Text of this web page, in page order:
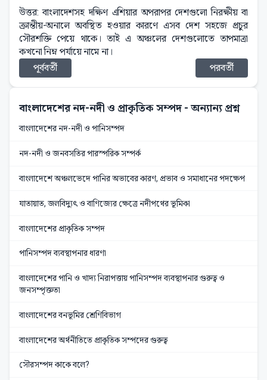
উত্তর: বাংলাদেশসহ দক্ষিণ এশিয়ার অপরাপর দেশগুলো নিরক্ষীয় বা
ক্রান্তীয়-অনালে অবস্থিত হওয়ার কারণে এসব দেশ সহজে প্রচুর
সৌরশক্তি পেয়ে থাকে। তাই এ অঞ্চলের দেশগুলোতে তাপমাত্রা
কখনো নিম্ন পর্যায়ে নামে না।
পূর্ববর্তী
পরবর্তী
বাংলাদেশের নদ-নদী ও প্রাকৃতিক সম্পদ- অন্যান্য প্রশ্ন
বাংলাদেশের নদ-নদী ও পানিসম্পদ
নদ-নদী ও জনবসতির পারস্পরিক সম্পর্ক
বাংলাদেশে অঞ্চলভেদে পানির অভাবের কারণ, প্রভাব ও সমাধানের পদক্ষেপ
যাতায়াত, জলবিদ্যুৎ ও বাণিজ্যের ক্ষেত্রে নদীপথের ভূমিকা
বাংলাদেশের প্রাকৃতিক সম্পদ
পানিসম্পদ ব্যবস্থাপনার ধারণা
বাংলাদেশের পানি ও খাদ্য নিরাপত্তায় পানিসম্পদ ব্যবস্থাপনার গুরুত্ব ও
জনসম্পৃক্ততা
বাংলাদেশের বনভূমির শ্রেণিবিভাগ
বাংলাদেশের অর্থনীতিতে প্রাকৃতিক সম্পদের গুরুত্ব
সৌরসম্পদ কাকে বলে?